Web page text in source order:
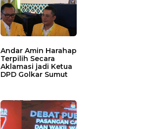
Andar Amin Harahap
Terpilih Secara
Aklamasi jadi Ketua
DPD Golkar Sumut